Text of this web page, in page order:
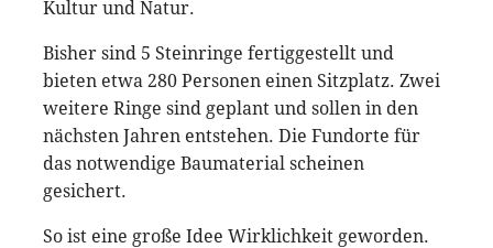
Kultur und Natur.
Bisher sind 5 Steinringe fertiggestellt und
bieten etwa 280 Personen einen Sitzplatz. Zwei
weitere Ringe sind geplant und sollen in den
nächsten Jahren entstehen. Die Fundorte für
das notwendige Baumaterial scheinen
gesichert.
So ist eine große Idee Wirklichkeit geworden.